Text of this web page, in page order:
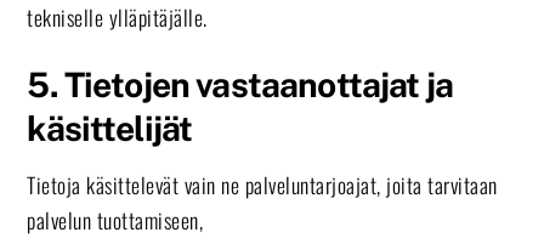
tekniselle ylläpitäjälle.
5. Tietojen vastaanottajat ja
käsittelijät
Tietoja käsittelevät vain ne palveluntarjoajat, joita tarvitaan
palvelun tuottamiseen,